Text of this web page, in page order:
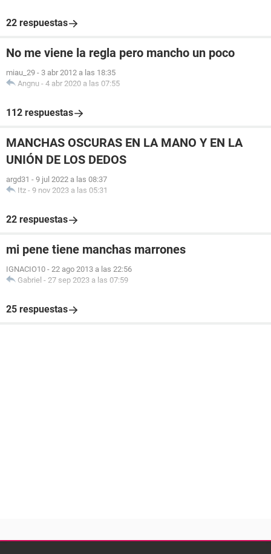
22 respuestas
No me viene la regla pero mancho un poco
miau_29 - 3 abr 2012 a las 18:35
Angnu - 4 abr 2020 a las 07:55
112 respuestas
MANCHAS OSCURAS EN LA MANO Y EN LA
UNIÓN DE LOS DEDOS
argd31 - 9 jul 2022 a las 08:37
Itz - 9 nov 2023 a las 05:31
22 respuestas
mi pene tiene manchas marrones
IGNACIO10 - 22 ago 2013 a las 22:56
Gabriel - 27 sep 2023 a las 07:59
25 respuestas